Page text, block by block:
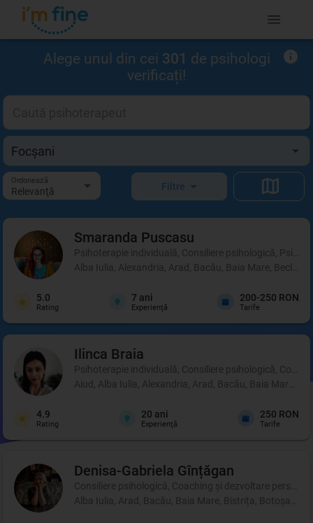
Alege unul din cei 301 de psihologi
verificați!
Ordonează
Relevanţă Filtre
Smaranda Puscasu
Psihoterapie individuală, Consiliere psihologică,
Alba Iulia, Alexandria, Arad, Bacău, Baia Mare,
5.0
Rating
7 ani
Experienţă
200-250 RON
Tarife
Ilinca Braia
Psihoterapie individuală, Consiliere psihologică,
Aiud, Alba Iulia, Alexandria, Arad, Bacău, Baia Mare,
4.9
Rating
20 ani
Experienţă
250 RON
Tarife
Denisa-Gabriela Gînțăgan
Consiliere psihologică, Coaching şi dezvoltare
Alba Iulia, Arad, Bacău, Baia Mare, Bistrița, Botoșani,